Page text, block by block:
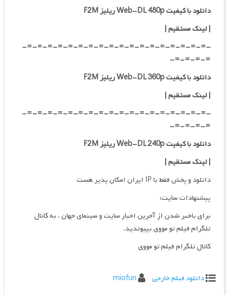
دانلود با کیفیت Web-DL 480p ریلیز F2M
|لینک مستقیم|
-=-=-=-=-=-=-=-=-=-=-=-=-=-=-=-=-=-=-
=-=-=-=-
دانلود با کیفیت Web-DL 360p ریلیز F2M
| لینک مستقیم|
-=-=-=-=-=-=-=-=-=-=-=-=-=-=-=-=-=-=-
=-=-=-=-
دانلود با کیفیت Web-DL 240p ریلیز F2M
| لینک مستقیم|
دانلود و پخش فقط با IP ایران امکان پذیر هست
پیشنهادات سایت:
برای باخبر شدن از آخرین اخبار سایت و سینمای جهان ، به کانال
تلگرام فیلم تو مووی بپیوندید.
کانال تلگرام فیلم تو مووی
دانلود فیلم خارجی
miofun